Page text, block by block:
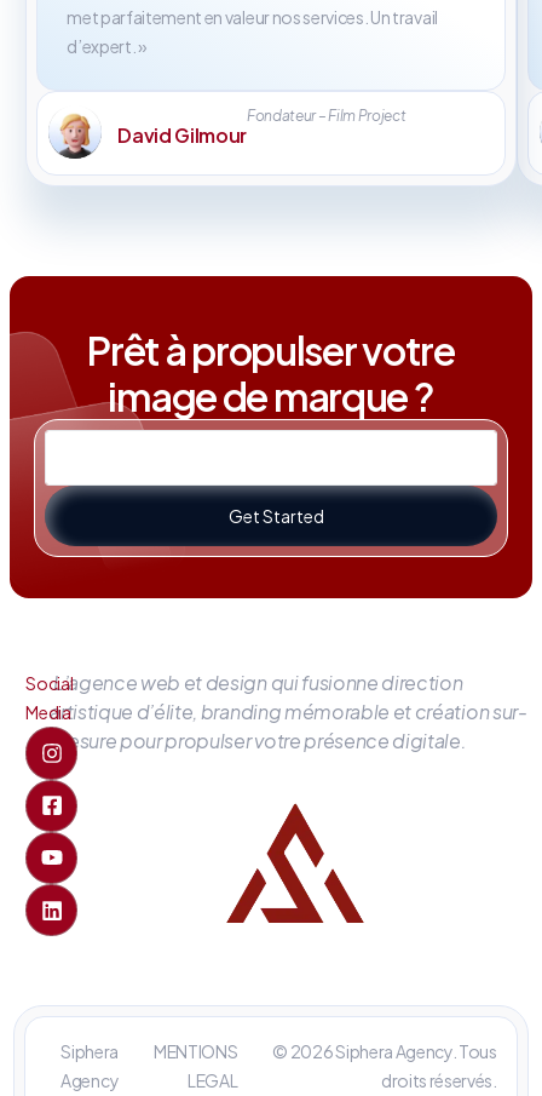
met parfaitement en valeur nos services. Un travail
d’expert. »
David Gilmour
Fondateur – Film Project
Prêt à propulser votre
image de marque ?
Get Started
L’agence web et design qui fusionne direction
artistique d’élite, branding mémorable et création sur-
mesure pour propulser votre présence digitale.
Social
Media
Siphera
Agency
MENTIONS
LEGAL
© 2026 Siphera Agency. Tous
droits réservés.